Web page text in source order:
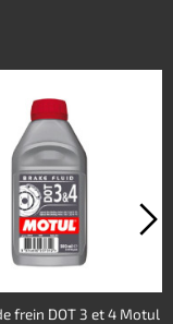
frein DOT 3 et 4 Motul